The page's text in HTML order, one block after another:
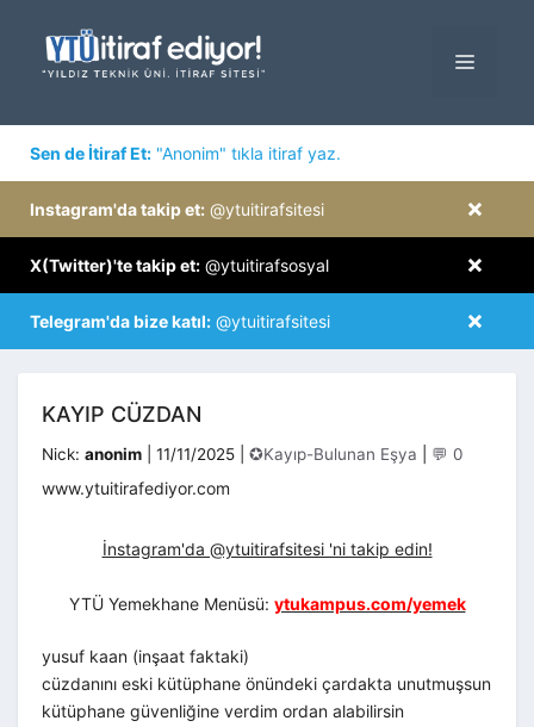
MENÜ
Sen de İtiraf Et: "Anonim" tıkla itiraf yaz.
×
Instagram'da takip et: @ytuitirafsitesi
×
X(Twitter)'te takip et: @ytuitirafsosyal
×
Telegram'da bize katıl: @ytuitirafsitesi
KAYIP CÜZDAN
Nick: anonim 11/11/2025 Kategoriler
✪Kayıp-Bulunan Eşya 💬 0
www.ytuitirafediyor.com
İnstagram'da @ytuitirafsitesi 'ni takip edin!
YTÜ Yemekhane Menüsü: ytukampus.com/yemek
yusuf kaan (inşaat faktaki)
cüzdanını eski kütüphane önündeki çardakta unutmuşsun
kütüphane güvenliğine verdim ordan alabilirsin